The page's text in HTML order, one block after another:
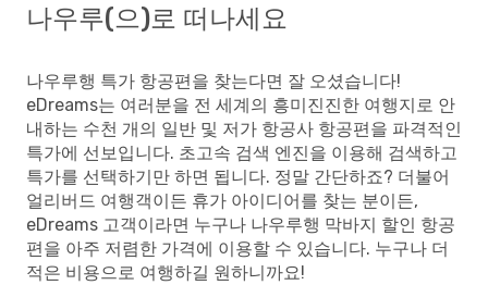
나우루(으)로 떠나세요
나우루행 특가 항공편을 찾는다면 잘 오셨습니다!
eDreams는 여러분을 전 세계의 흥미진진한 여행지로 안
내하는 수천 개의 일반 및 저가 항공사 항공편을 파격적인
특가에 선보입니다. 초고속 검색 엔진을 이용해 검색하고
특가를 선택하기만 하면 됩니다. 정말 간단하죠? 더불어
얼리버드 여행객이든 휴가 아이디어를 찾는 분이든,
eDreams 고객이라면 누구나 나우루행 막바지 할인 항공
편을 아주 저렴한 가격에 이용할 수 있습니다. 누구나 더
적은 비용으로 여행하길 원하니까요!